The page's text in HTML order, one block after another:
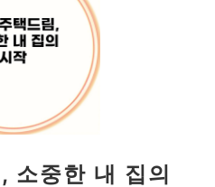
소중한 내 집의